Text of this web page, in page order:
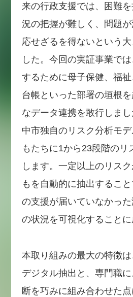
来の行政支援では、困難
況の把握が難しく、問題
応せざるを得ないという
した。今回の実証事業で
するために母子保健、福
台帳といった部署の垣根
なデータ連携を敢行しま
中市独自のリスク分析モ
もたちに1から23段階のリ
します。一定以上のリス
もを自動的に抽出するこ
の支援が届いていなかっ
の状況を可視化することに
本取り組みの最大の特徴
デジタル抽出と、専門職
断を巧みに組み合わせた